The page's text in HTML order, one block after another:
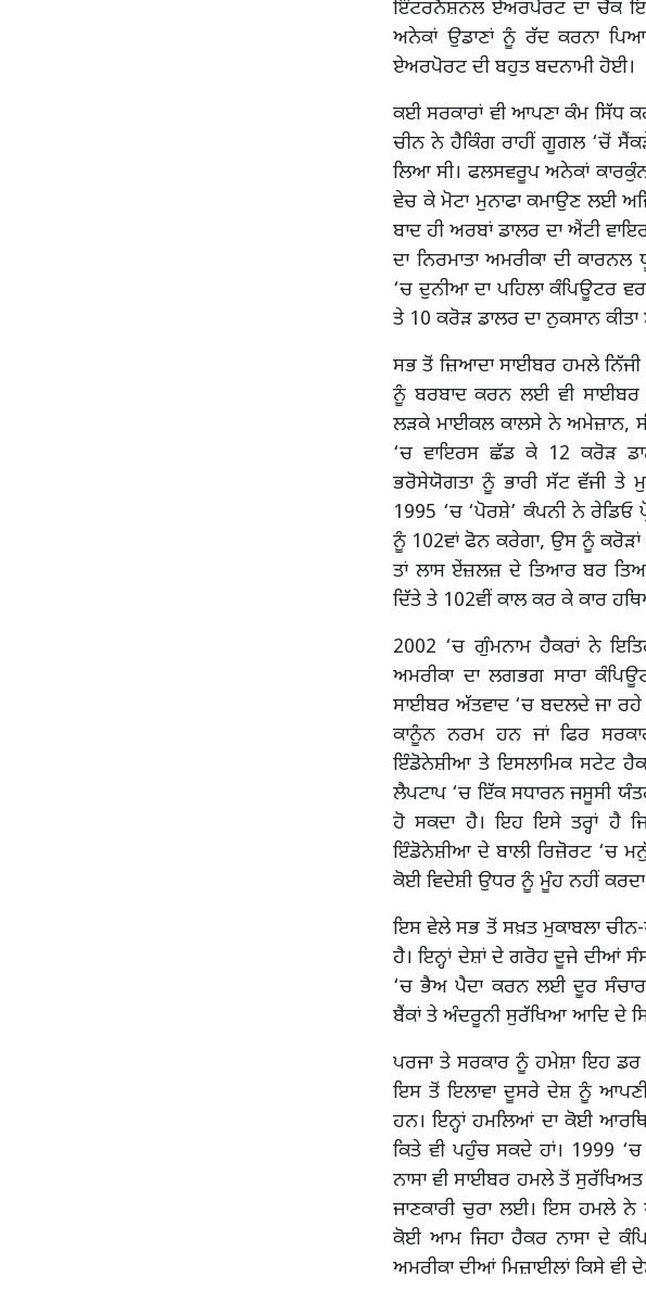
ਇੰਟਰਨੈਸ਼ਨਲ ਏਅਰਪੋਰਟ ਦਾ ਚੈੱਕ
ਅਨੇਕਾਂ ਉਡਾਣਾਂ ਨੂੰ ਰੱਦ ਕਰਨਾ
ਏਅਰਪੋਰਟ ਦੀ ਬਹੁਤ ਬਦਨਾਮੀ ਹੋਈ।
ਕਈ ਸਰਕਾਰਾਂ ਵੀ ਆਪਣਾ ਕੰਮ ਸਿੱਧ
ਚੀਨ ਨੇ ਹੈਕਿੰਗ ਰਾਹੀਂ ਗੂਗਲ ‘ਚੋਂ
ਲਿਆ ਸੀ। ਫਲਸਵਰੂਪ ਅਨੇਕਾਂ
ਵੇਚ ਕੇ ਮੋਟਾ ਮੁਨਾਫਾ ਕਮਾਉਣ ਲਈ
ਬਾਦ ਹੀ ਅਰਬਾਂ ਡਾਲਰ ਦਾ ਐਂਟੀ
ਦਾ ਨਿਰਮਾਤਾ ਅਮਰੀਕਾ ਦੀ
‘ਚ ਦੁਨੀਆ ਦਾ ਪਹਿਲਾ ਕੰਪਿਊਟਰ
ਤੇ 10 ਕਰੋੜ ਡਾਲਰ ਦਾ ਨੁਕਸਾਨ ਕੀਤਾ
ਸਭ ਤੋਂ ਜ਼ਿਆਦਾ ਸਾਈਬਰ ਹਮਲੇ ਨਿੱਜੀ
ਨੂੰ ਬਰਬਾਦ ਕਰਨ ਲਈ ਵੀ ਸਾਈਬਰ
ਲੜਕੇ ਮਾਈਕਲ ਕਾਲਸੇ ਨੇ
‘ਚ ਵਾਇਰਸ ਛੱਡ ਕੇ 12 ਕਰੋੜ
ਭਰੋਸੇਯੋਗਤਾ ਨੂੰ ਭਾਰੀ ਸੱਟ ਵੱਜੀ ਤੇ
1995 ‘ਚ ‘ਪੋਰਸ਼ੇ’ ਕੰਪਨੀ ਨੇ ਰੇਡਿਓ
ਨੂੰ 102ਵਾਂ ਫੋਨ ਕਰੇਗਾ, ਉਸ ਨੂੰ ਕਰੋੜਾਂ
ਤਾਂ ਲਾਸ ਏਂਜ਼ਲਜ਼ ਦੇ ਤਿਆਰ ਬਰ
ਦਿੱਤੇ ਤੇ 102ਵੀਂ ਕਾਲ ਕਰ ਕੇ ਕਾਰ
2002 ‘ਚ ਗੁੰਮਨਾਮ ਹੈਕਰਾਂ ਨੇ
ਅਮਰੀਕਾ ਦਾ ਲਗਭਗ ਸਾਰਾ
ਸਾਈਬਰ ਅੱਤਵਾਦ ‘ਚ ਬਦਲਦੇ ਜਾ
ਕਾਨੂੰਨ ਨਰਮ ਹਨ ਜਾਂ ਫਿਰ
ਇੰਡੋਨੇਸ਼ੀਆ ਤੇ ਇਸਲਾਮਿਕ ਸਟੇਟ
ਲੈਪਟਾਪ ‘ਚ ਇੱਕ ਸਧਾਰਨ ਜਸੂਸੀ
ਹੋ ਸਕਦਾ ਹੈ। ਇਹ ਇਸੇ ਤਰ੍ਹਾਂ ਹੈ
ਇੰਡੋਨੇਸ਼ੀਆ ਦੇ ਬਾਲੀ ਰਿਜ਼ੋਰਟ ‘ਚ
ਕੋਈ ਵਿਦੇਸ਼ੀ ਉਧਰ ਨੂੰ ਮੂੰਹ ਨਹੀਂ
ਇਸ ਵੇਲੇ ਸਭ ਤੋਂ ਸਖ਼ਤ ਮੁਕਾਬਲਾ ਚੀਨ-
ਹੈ। ਇਨ੍ਹਾਂ ਦੇਸ਼ਾਂ ਦੇ ਗਰੋਹ ਦੂਜੇ ਦੀਆਂ
‘ਚ ਭੈਅ ਪੈਦਾ ਕਰਨ ਲਈ ਦੂਰ
ਬੈਂਕਾਂ ਤੇ ਅੰਦਰੂਨੀ ਸੁਰੱਖਿਆ ਆਦਿ ਦੇ
ਪਰਜਾ ਤੇ ਸਰਕਾਰ ਨੂੰ ਹਮੇਸ਼ਾ ਇਹ ਡਰ
ਇਸ ਤੋਂ ਇਲਾਵਾ ਦੂਸਰੇ ਦੇਸ਼ ਨੂੰ
ਹਨ। ਇਨ੍ਹਾਂ ਹਮਲਿਆਂ ਦਾ ਕੋਈ
ਕਿਤੇ ਵੀ ਪਹੁੰਚ ਸਕਦੇ ਹਾਂ। 1999 ‘ਚ
ਨਾਸਾ ਵੀ ਸਾਈਬਰ ਹਮਲੇ ਤੋਂ
ਜਾਣਕਾਰੀ ਚੁਰਾ ਲਈ। ਇਸ ਹਮਲੇ ਨੇ
ਕੋਈ ਆਮ ਜਿਹਾ ਹੈਕਰ ਨਾਸਾ ਦੇ
ਅਮਰੀਕਾ ਦੀਆਂ ਮਿਜ਼ਾਈਲਾਂ ਕਿਸੇ ਵੀ